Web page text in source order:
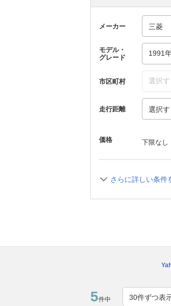
メーカー
モデル・
グレード
1991
市区町村 選択す
走行距離
価格 下限なし
さらに詳しい条件
5件中